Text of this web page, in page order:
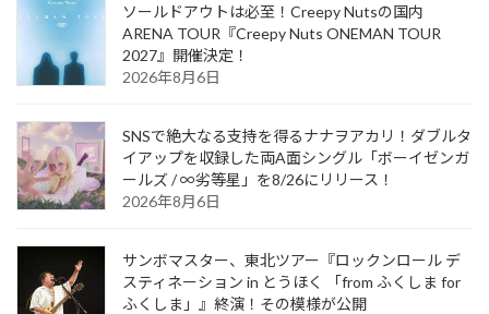
ソールドアウトは必至！Creepy Nutsの国内
ARENA TOUR『Creepy Nuts ONEMAN TOUR
2027』開催決定！
2026年8月6日
SNSで絶大なる支持を得るナナヲアカリ！ダブルタ
イアップを収録した両A面シングル「ボーイゼンガ
ールズ / ∞劣等星」を8/26にリリース！
2026年8月6日
サンボマスター、東北ツアー『ロックンロール デ
スティネーション in とうほく 「from ふくしま for
ふくしま」』終演！その模様が公開